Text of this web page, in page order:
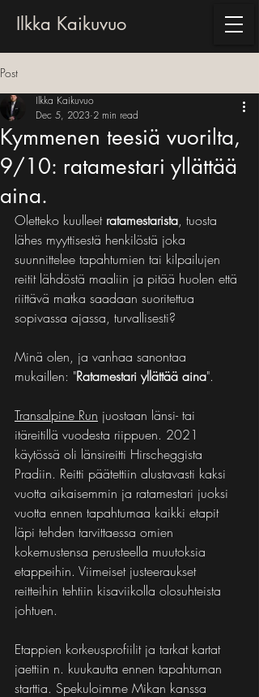
Ilkka Kaikuvuo
Post
Kymmenen teesiä vuorilta,
9/10: ratamestari yllättää
aina.
Ilkka Kaikuvuo
Dec 5, 2023 2 min read
Oletteko kuulleet ratamestarista, tuosta
lähes myyttisestä henkilöstä joka
suunnittelee tapahtumien tai kilpailujen
reitit lähdöstä maaliin ja pitää huolen että
riittävä matka saadaan suoritettua
sopivassa ajassa, turvallisesti?
Minä olen, ja vanhaa sanontaa
mukaillen: "Ratamestari yllättää aina".
Transalpine Run juostaan länsi- tai
itäreitillä vuodesta riippuen. 2021
käytössä oli länsireitti Hirscheggista
Pradiin. Reitti päätettiin alustavasti kaksi
vuotta aikaisemmin ja ratamestari juoksi
vuotta ennen tapahtumaa kaikki etapit
läpi tehden tarvittaessa omien
kokemustensa perusteella muutoksia
etappeihin. Viimeiset justeeraukset
reitteihin tehtiin kisaviikolla olosuhteista
johtuen.
Etappien korkeusprofiilit ja tarkat kartat
jaettiin n. kuukautta ennen tapahtuman
starttia. Spekuloimme Mikan kanssa